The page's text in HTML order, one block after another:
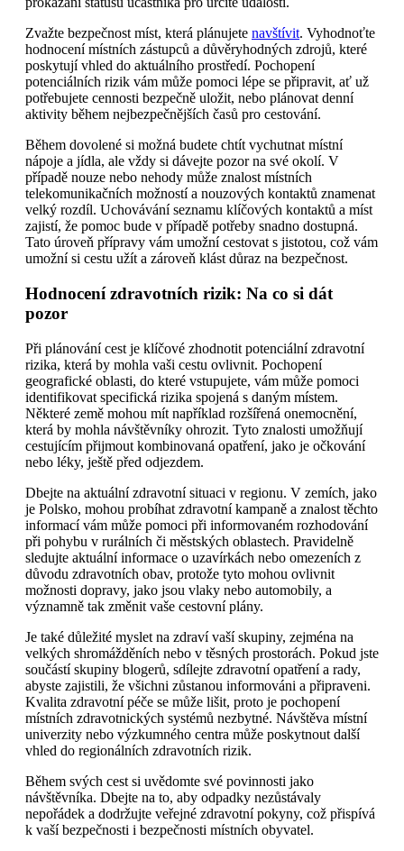
Zvažte bezpečnost míst, která plánujete navštívit. Vyhodnoťte
hodnocení místních zástupců a důvěryhodných zdrojů, které
poskytují vhled do aktuálního prostředí. Pochopení
potenciálních rizik vám může pomoci lépe se připravit, ať už
potřebujete cennosti bezpečně uložit, nebo plánovat denní
aktivity během nejbezpečnějších časů pro cestování.
Během dovolené si možná budete chtít vychutnat místní
nápoje a jídla, ale vždy si dávejte pozor na své okolí. V
případě nouze nebo nehody může znalost místních
telekomunikačních možností a nouzových kontaktů znamenat
velký rozdíl. Uchovávání seznamu klíčových kontaktů a míst
zajistí, že pomoc bude v případě potřeby snadno dostupná.
Tato úroveň přípravy vám umožní cestovat s jistotou, což vám
umožní si cestu užít a zároveň klást důraz na bezpečnost.
Hodnocení zdravotních rizik: Na co si dát
pozor
Při plánování cest je klíčové zhodnotit potenciální zdravotní
rizika, která by mohla vaši cestu ovlivnit. Pochopení
geografické oblasti, do které vstupujete, vám může pomoci
identifikovat specifická rizika spojená s daným místem.
Některé země mohou mít například rozšířená onemocnění,
která by mohla návštěvníky ohrozit. Tyto znalosti umožňují
cestujícím přijmout kombinovaná opatření, jako je očkování
nebo léky, ještě před odjezdem.
Dbejte na aktuální zdravotní situaci v regionu. V zemích, jako
je Polsko, mohou probíhat zdravotní kampaně a znalost těchto
informací vám může pomoci při informovaném rozhodování
při pohybu v rurálních či městských oblastech. Pravidelně
sledujte aktuální informace o uzavírkách nebo omezeních z
důvodu zdravotních obav, protože tyto mohou ovlivnit
možnosti dopravy, jako jsou vlaky nebo automobily, a
významně tak změnit vaše cestovní plány.
Je také důležité myslet na zdraví vaší skupiny, zejména na
velkých shromážděních nebo v těsných prostorách. Pokud jste
součástí skupiny blogerů, sdílejte zdravotní opatření a rady,
abyste zajistili, že všichni zůstanou informováni a připraveni.
Kvalita zdravotní péče se může lišit, proto je pochopení
místních zdravotnických systémů nezbytné. Návštěva místní
univerzity nebo výzkumného centra může poskytnout další
vhled do regionálních zdravotních rizik.
Během svých cest si uvědomte své povinnosti jako
návštěvníka. Dbejte na to, aby odpadky nezůstávaly
nepořádek a dodržujte veřejné zdravotní pokyny, což přispívá
k vaší bezpečnosti i bezpečnosti místních obyvatel.